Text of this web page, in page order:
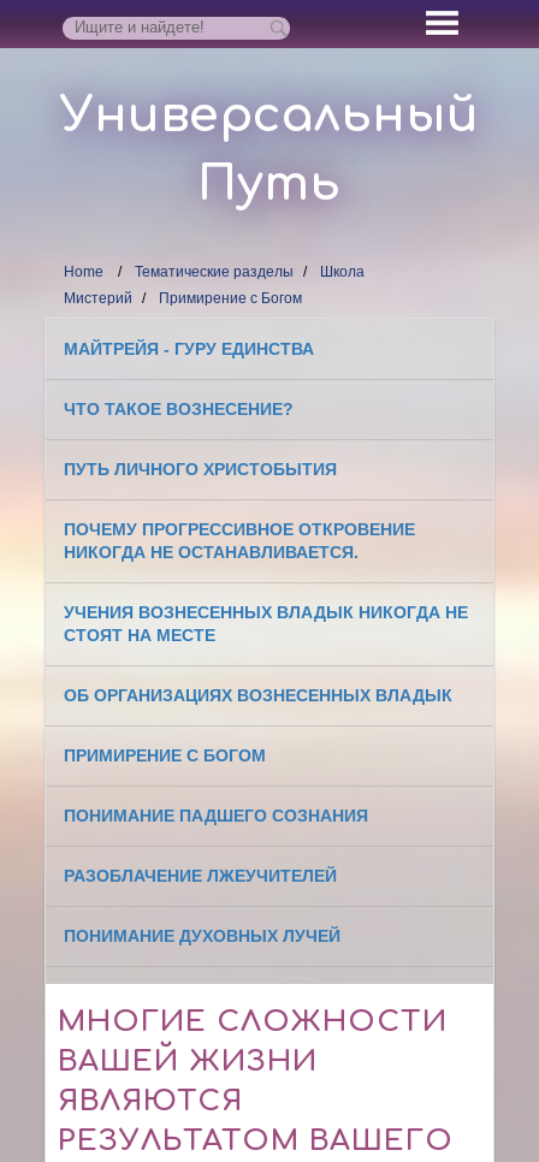
Универсальный
Путь
Home Тематические разделы
Школа
Мистерий
Примирение с Богом
МАЙТРЕЙЯ - ГУРУ ЕДИНСТВА
ЧТО ТАКОЕ ВОЗНЕСЕНИЕ?
ПУТЬ ЛИЧНОГО ХРИСТОБЫТИЯ
ПОЧЕМУ ПРОГРЕССИВНОЕ ОТКРОВЕНИЕ
НИКОГДА НЕ ОСТАНАВЛИВАЕТСЯ.
УЧЕНИЯ ВОЗНЕСЕННЫХ ВЛАДЫК НИКОГДА НЕ
СТОЯТ НА МЕСТЕ
ОБ ОРГАНИЗАЦИЯХ ВОЗНЕСЕННЫХ ВЛАДЫК
ПРИМИРЕНИЕ С БОГОМ
ПОНИМАНИЕ ПАДШЕГО СОЗНАНИЯ
РАЗОБЛАЧЕНИЕ ЛЖЕУЧИТЕЛЕЙ
ПОНИМАНИЕ ДУХОВНЫХ ЛУЧЕЙ
МНОГИЕ СЛОЖНОСТИ
ВАШЕЙ ЖИЗНИ
ЯВЛЯЮТСЯ
РЕЗУЛЬТАТОМ ВАШЕГО